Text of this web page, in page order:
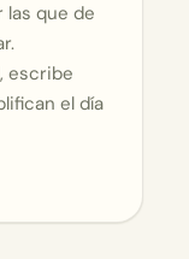
las que de
escribe
el día